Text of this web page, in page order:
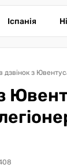
Іспанія
дзвінок з